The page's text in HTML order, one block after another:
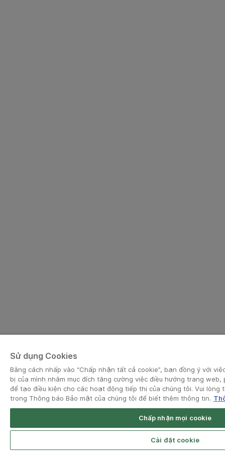
Sử dụng Cookies
Bằng cách nhấp vào “Chấp nhận tất cả cookie”, bạn đồng ý với
bị của mình nhằm mục đích tăng cường việc điều hướng trang
để tạo điều kiện cho các hoạt động tiếp thị của chúng tôi. Vui lòng
trong Thông báo Bảo mật của chúng tôi để biết thêm thông tin.
Chấp nhận mọi cookie
Cài đặt cookie